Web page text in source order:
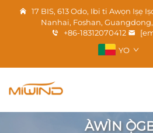
17 BIS, 613 Odo, Ibi ti Awọn Iṣẹ
Nanhai, Foshan, Guangdong,
+86-18312070412
YO
ÀWÌN